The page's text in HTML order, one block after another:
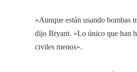
«Aunque están usando bombas
dijo Bryant. «Lo único que han
civiles menos».